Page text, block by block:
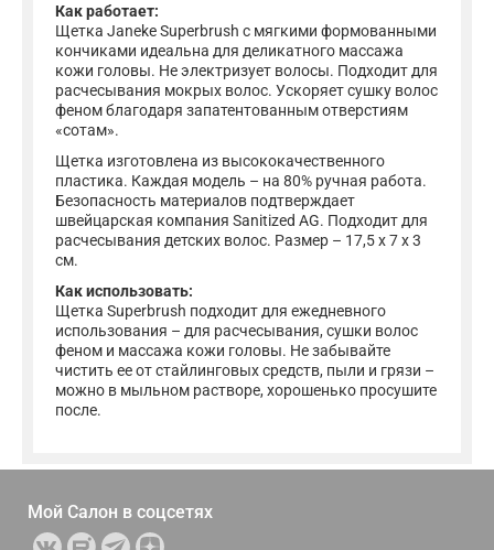
Как работает:
Щетка Janeke Superbrush с мягкими формованными
кончиками идеальна для деликатного массажа
кожи головы. Не электризует волосы. Подходит для
расчесывания мокрых волос. Ускоряет сушку волос
феном благодаря запатентованным отверстиям
«сотам».
Щетка изготовлена из высококачественного
пластика. Каждая модель – на 80% ручная работа.
Безопасность материалов подтверждает
швейцарская компания Sanitized AG. Подходит для
расчесывания детских волос. Размер – 17,5 x 7 x 3
см.
Как использовать:
Щетка Superbrush подходит для ежедневного
использования – для расчесывания, сушки волос
феном и массажа кожи головы. Не забывайте
чистить ее от стайлинговых средств, пыли и грязи –
можно в мыльном растворе, хорошенько просушите
после.
Мой Салон в соцсетях